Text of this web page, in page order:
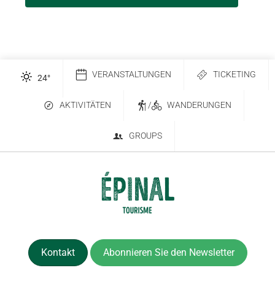
24° VERANSTALTUNGEN TICKETING
AKTIVITÄTEN / WANDERUNGEN
GROUPS
Kontakt Abonnieren Sie den Newsletter